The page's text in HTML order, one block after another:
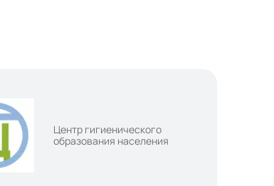
Центр гигиенического
образования населения